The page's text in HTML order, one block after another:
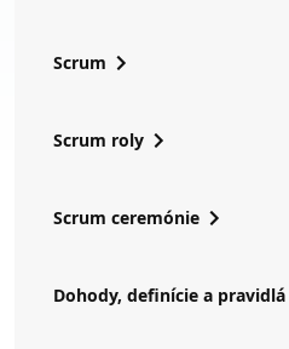
Scrum
Scrum roly
Scrum ceremónie
Dohody, definície a pravidlá